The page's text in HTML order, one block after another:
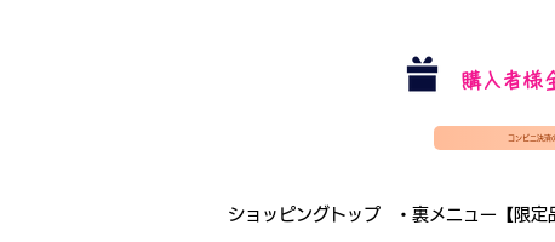
購入者様
コンビニ決済
ショッピングトップ ・裏メニュー【限定